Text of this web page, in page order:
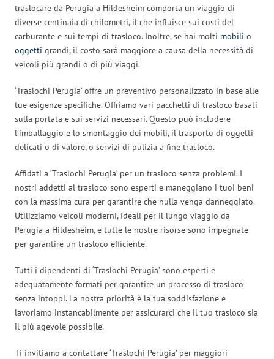
traslocare da Perugia a Hildesheim comporta un viaggio di
diverse centinaia di chilometri, il che influisce sui costi del
carburante e sui tempi di trasloco. Inoltre, se hai molti mobili o
oggetti grandi, il costo sarà maggiore a causa della necessità di
veicoli più grandi o di più viaggi.
‘Traslochi Perugia’ offre un preventivo personalizzato in base alle
tue esigenze specifiche. Offriamo vari pacchetti di trasloco basati
sulla portata e sui servizi necessari. Questo può includere
l’imballaggio e lo smontaggio dei mobili, il trasporto di oggetti
delicati o di valore, o servizi di pulizia a fine trasloco.
Affidati a ‘Traslochi Perugia’ per un trasloco senza problemi. I
nostri addetti al trasloco sono esperti e maneggiano i tuoi beni
con la massima cura per garantire che nulla venga danneggiato.
Utilizziamo veicoli moderni, ideali per il lungo viaggio da
Perugia a Hildesheim, e tutte le nostre risorse sono impegnate
per garantire un trasloco efficiente.
Tutti i dipendenti di ‘Traslochi Perugia’ sono esperti e
adeguatamente formati per garantire un processo di trasloco
senza intoppi. La nostra priorità è la tua soddisfazione e
lavoriamo instancabilmente per assicurarci che il tuo trasloco sia
il più agevole possibile.
Ti invitiamo a contattare ‘Traslochi Perugia’ per maggiori